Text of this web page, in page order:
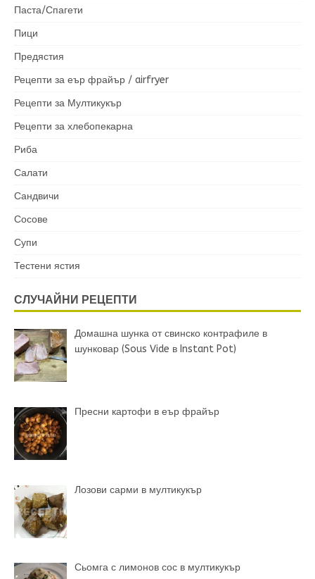
Паста/Спагети
Пици
Предястия
Рецепти за еър фрайър / airfryer
Рецепти за Мултикукър
Рецепти за хлебопекарна
Риба
Салати
Сандвичи
Сосове
Супи
Тестени ястия
СЛУЧАЙНИ РЕЦЕПТИ
Домашна шунка от свинско контрафиле в
шунковар (Sous Vide в Instant Pot)
Пресни картофи в еър фрайър
Лозови сарми в мултикукър
Сьомга с лимонов сос в мултикукър